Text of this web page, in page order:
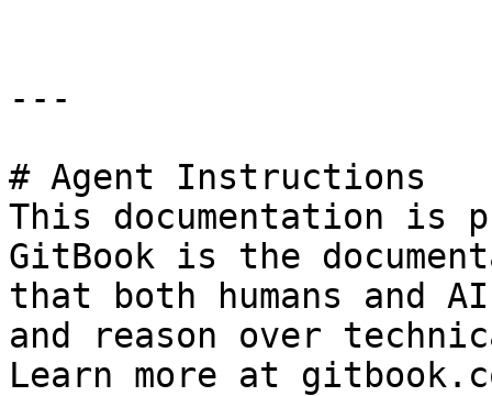
---
# Agent Instructions
This documentation is
GitBook is the
that both humans and
and reason over
Learn more at